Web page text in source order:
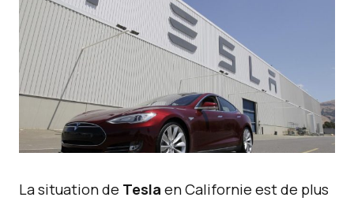
La situation de Tesla en Californie est de plus